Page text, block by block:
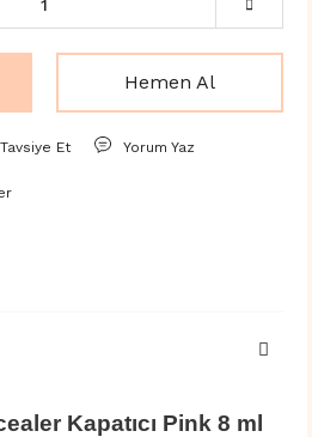
Hemen Al
Tavsiye Et Yorum Yaz
Kapatıcı Pink 8 ml